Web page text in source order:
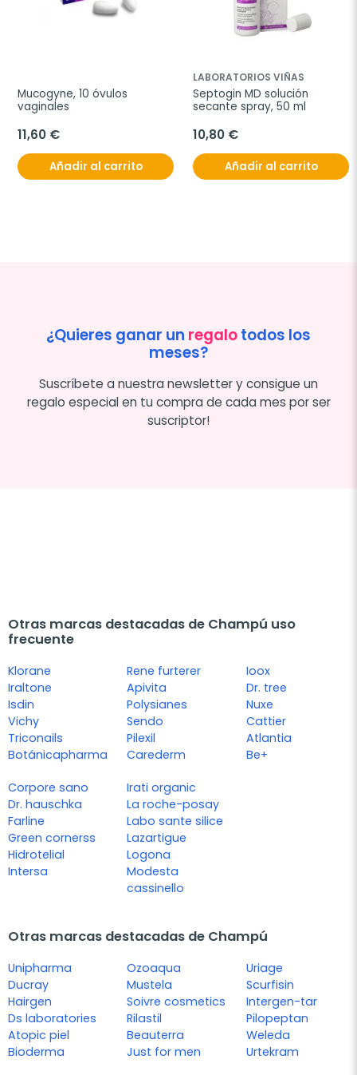
Mucogyne, 10 óvulos
vaginales
11,60 €
Añadir al carrito
LABORATORIOS VIÑAS
Septogin MD solución
secante spray, 50 ml
10,80 €
Añadir al carrito
¿Quieres ganar un regalotodos los
meses?
Suscríbete a nuestra newsletter y consigue un
regalo especial en tu compra de cada mes por ser
suscriptor!
Otras marcas destacadas de Champú uso
frecuente
Klorane
Iraltone
Isdin
Vichy
Triconails
Botánicapharma
Rene furterer
Apivita
Polysianes
Sendo
Pilexil
Carederm
Ioox
Dr. tree
Nuxe
Cattier
Atlantia
Be+
Corpore sano
Dr. hauschka
Farline
Green cornerss
Hidrotelial
Intersa
Irati organic
La roche-posay
Labo sante silice
Lazartigue
Logona
Modesta
cassinello
Otras marcas destacadas de Champú
Unipharma
Ducray
Hairgen
Ds laboratories
Atopic piel
Bioderma
Ozoaqua
Mustela
Soivre cosmetics
Rilastil
Beauterra
Just for men
Uriage
Scurfisin
Intergen-tar
Pilopeptan
Weleda
Urtekram